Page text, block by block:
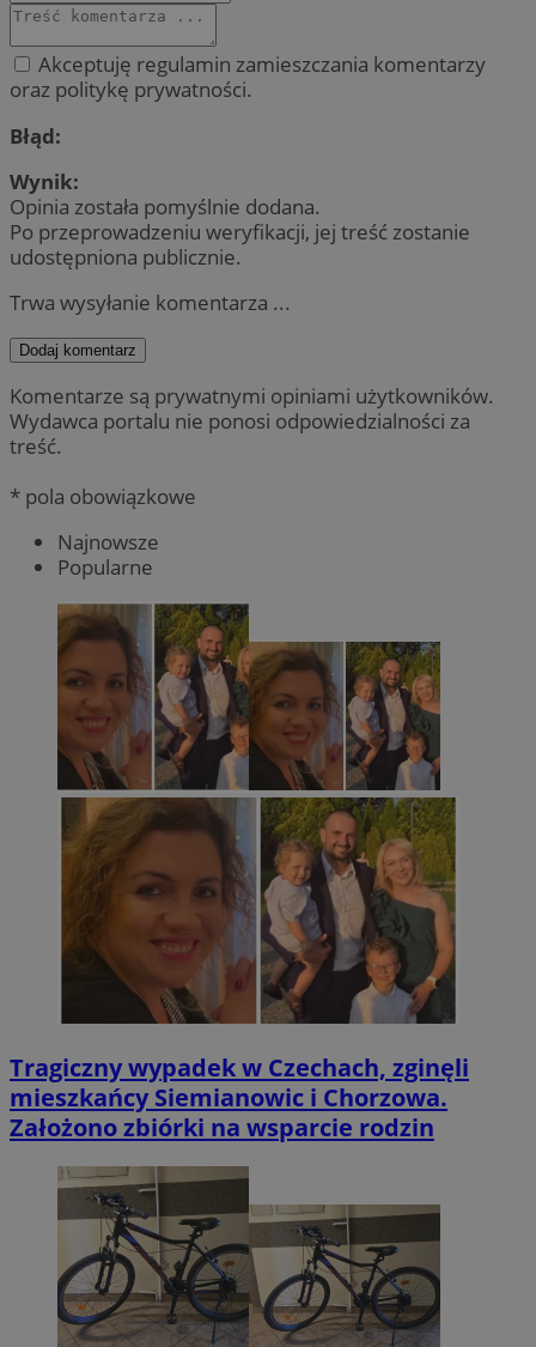
Akceptuję regulamin zamieszczania komentarzy
oraz politykę prywatności.
Błąd:
Wynik:
Opinia została pomyślnie dodana.
Po przeprowadzeniu weryfikacji, jej treść zostanie
udostępniona publicznie.
Trwa wysyłanie komentarza ...
Dodaj komentarz
Komentarze są prywatnymi opiniami użytkowników.
Wydawca portalu nie ponosi odpowiedzialności za
treść.
* pola obowiązkowe
Najnowsze
Popularne
Tragiczny wypadek w Czechach, zginęli
mieszkańcy Siemianowic i Chorzowa.
Założono zbiórki na wsparcie rodzin